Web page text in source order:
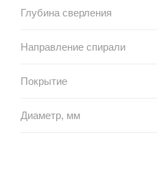
Глубина сверления
Направление спирали
Покрытие
Диаметр, мм